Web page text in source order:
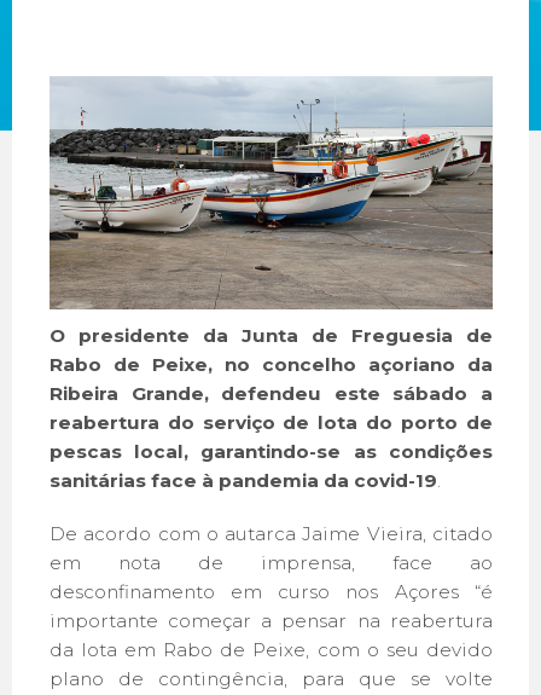
O presidente da Junta de Freguesia de
Rabo de Peixe, no concelho açoriano da
Ribeira Grande, defendeu este sábado a
reabertura do serviço de lota do porto de
pescas local, garantindo-se as condições
sanitárias face à pandemia da covid-19.
De acordo com o autarca Jaime Vieira, citado
em nota de imprensa, face ao
desconfinamento em curso nos Açores “é
importante começar a pensar na reabertura
da lota em Rabo de Peixe, com o seu devido
plano de contingência, para que se volte